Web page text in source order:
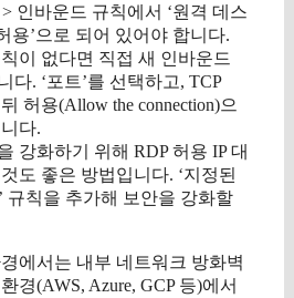
인바운드 규칙에서 ‘원격 데스
용’으로 되어 있어야 합니다.
이 없다면 직접 새 인바운드
다. ‘포트’를 선택하고, TCP
허용(Allow the connection)으
다.
강화하기 위해 RDP 허용 IP 대
도 좋은 방법입니다. ‘지정된
규칙을 추가해 보안을 강화할
에서는 내부 네트워크 방화벽
경(AWS, Azure, GCP 등)에서